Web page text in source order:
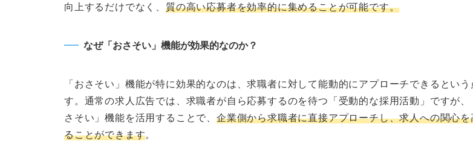
向上するだけでなく、 質の高い応募者を効率的に集めることが可能です。
なぜ「おさそい」機能が効果的なのか？
「おさそい」機能が特に効果的なのは、求職者に対して能動的にアプローチできるという
す。通常の求人広告では、求職者が自ら応募するのを待つ「受動的な採用活動」ですが、
さそい」機能を活用することで、 企業側から求職者に直接アプローチし、求人への関心を
ることができます。